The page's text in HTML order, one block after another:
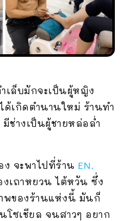
เล็บมักจะเป็นผู้หญิง
ด้เกิดตำนานใหม่ ร้านทำ
ช่างเป็นผู้ชายหล่อล่ำ
ง จะพาไปที่ร้าน EN.
งเถาหยวน ไต้หวัน ซึ่ง
พของร้านแห่งนี้ มันก็
โซเชียล จนสาวๆ อยาก